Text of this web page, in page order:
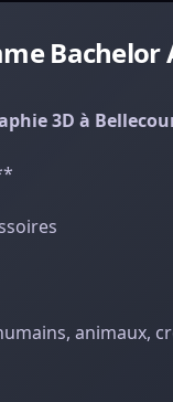
Bachelor
3D à
animaux,